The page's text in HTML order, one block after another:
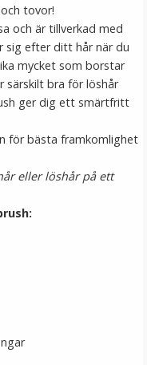
★
- Mörkblond #16/68
tovor!
och är tillverkad med
sig efter ditt hår när du
mycket som borstar
särskilt bra för löshår
ger dig ett smärtfritt
för bästa framkomlighet
eller löshår på ett